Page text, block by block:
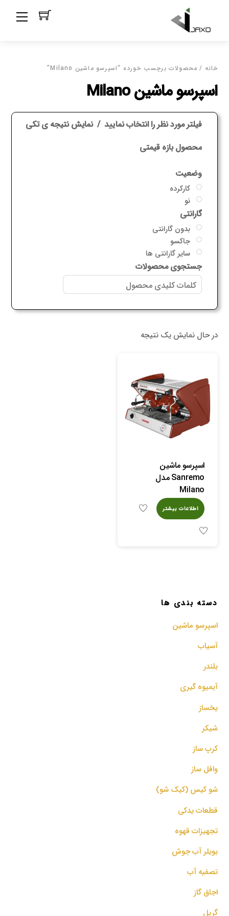
content
خانه / محصولات برچسب خورده “اسپرسو ماشین Milano”
اسپرسو ماشین Milano
فیلتر مورد نظر را انتخاب نمایید نمایش نتیجه ی تکی
محصول بازه قیمتی
وضعیت
کارکرده
نو
گارانتی
بدون گارانتی
جاکسو
سایر گارانتی ها
جستجوی محصولات
در حال نمایش یک نتیجه
اسپرسو ماشین
Sanremo مدل
Milano
اطلاعات بیشتر
دسته بندی ها
اسپرسو‌ ماشین
آسیاب
بلندر
آبمیوه گیری
یخساز
شیکر
کرپ ساز
وافل ساز
شو کیس (کیک شو)
قطعات یدکی
تجهیزات قهوه
بویلر آب جوش
تصفیه آب
اجاق گاز
گریل